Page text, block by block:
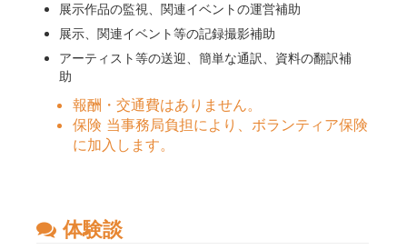
展示作品の監視、関連イベントの運営補助
展示、関連イベント等の記録撮影補助
アーティスト等の送迎、簡単な通訳、資料の翻訳補
助
報酬・交通費はありません。
保険 当事務局負担により、ボランティア保険
に加入します。
体験談